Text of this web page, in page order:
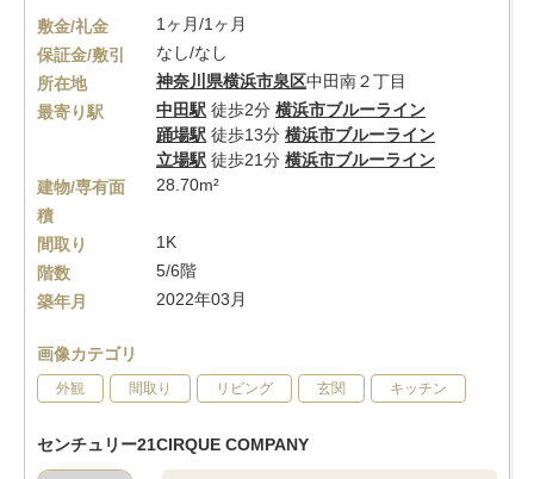
敷金/礼金
1ヶ月/1ヶ月
保証金/敷引
なし/なし
所在地
神奈川県横浜市泉区中田南２丁目
最寄り駅
中田駅 徒歩2分 横浜市ブルーライン
踊場駅 徒歩13分 横浜市ブルーライン
立場駅 徒歩21分 横浜市ブルーライン
建物/専有面
積
28.70m²
間取り
1K
階数
5/6階
築年月
2022年03月
画像カテゴリ
外観 間取り リビング 玄関 キッチン
センチュリー21CIRQUE COMPANY